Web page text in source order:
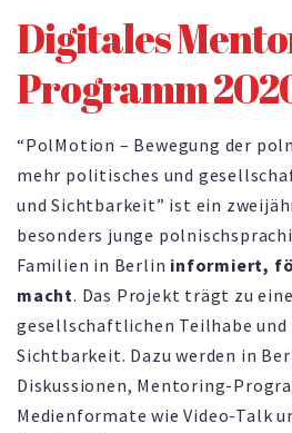
Digitales
Programm
“PolMotion – Bewegung der
mehr politisches und
und Sichtbarkeit” ist ein
besonders junge
Familien in Berlin informiert,
macht. Das Projekt trägt zu
gesellschaftlichen Teilhabe und
Sichtbarkeit. Dazu werden in
Diskussionen, Mentoring-
Medienformate wie Video-Talk